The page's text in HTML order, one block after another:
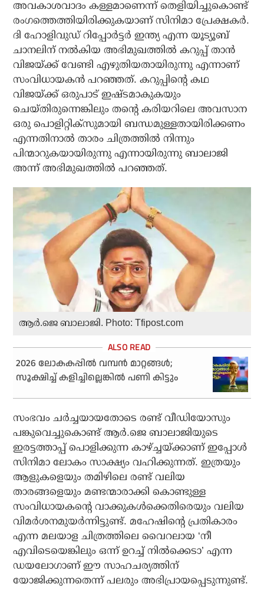
അവകാശവാദം കള്ളമാണെന്ന് തെളിയിച്ചുകൊണ്ട്
രംഗത്തെത്തിയിരിക്കുകയാണ് സിനിമാ പ്രേക്ഷകര്‍.
ദി ഹോളിവുഡ് റിപ്പോര്‍ട്ടര്‍ ഇന്ത്യ എന്ന യൂട്യൂബ്
ചാനലിന് നല്‍കിയ അഭിമുഖത്തില്‍ കറുപ്പ് താന്‍
വിജയ്ക്ക് വേണ്ടി എഴുതിയതായിരുന്നു എന്നാണ്
സംവിധായകന്‍ പറഞ്ഞത്. കറുപ്പിന്റെ കഥ
വിജയ്ക്ക് ഒരുപാട് ഇഷ്ടമാകുകയും
ചെയ്തിരുന്നെങ്കിലും തന്റെ കരിയറിലെ അവസാന
ഒരു പൊളിറ്റിക്‌സുമായി ബന്ധമുള്ളതായിരിക്കണം
എന്നതിനാല്‍ താരം ചിത്രത്തില്‍ നിന്നും
പിന്മാറുകയായിരുന്നു എന്നായിരുന്നു ബാലാജി
അന്ന് അഭിമുഖത്തില്‍ പറഞ്ഞത്.
ആര്‍.ജെ ബാലാജി. Photo: Tfipost.com
2026 ലോകകപ്പില്‍ വമ്പന്‍ മാറ്റങ്ങള്‍;
സൂക്ഷിച്ച് കളിച്ചില്ലെങ്കില്‍ പണി കിട്ടും
സംഭവം ചര്‍ച്ചയായതോടെ രണ്ട് വീഡിയോസും
പങ്കുവെച്ചുകൊണ്ട് ആര്‍.ജെ ബാലാജിയുടെ
ഇരട്ടത്താപ്പ് പൊളിക്കുന്ന കാഴ്ച്ചയ്ക്കാണ് ഇപ്പോള്‍
സിനിമാ ലോകം സാക്ഷ്യം വഹിക്കുന്നത്. ഇത്രയും
ആളുകളെയും തമിഴിലെ രണ്ട് വലിയ
താരങ്ങളെയും മണ്ടന്മാരാക്കി കൊണ്ടുള്ള
സംവിധായകന്റെ വാക്കുകള്‍ക്കെതിരെയും വലിയ
വിമര്‍ശനമുയര്‍ന്നിട്ടുണ്ട്. മഹേഷിന്റെ പ്രതികാരം
എന്ന മലയാള ചിത്രത്തിലെ വൈറലായ ‘നീ
എവിടെയെങ്കിലും ഒന്ന് ഉറച്ച് നില്‍ക്കെടാ’ എന്ന
ഡയലോഗാണ് ഈ സാഹചര്യത്തിന്
യോജിക്കുന്നതെന്ന് പലരും അഭിപ്രായപ്പെടുന്നുണ്ട്.